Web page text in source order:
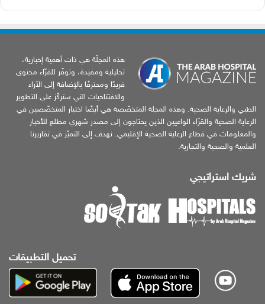
هذه المجلّة هي ذات أهمية إخبارية،
تحليلية ومفيدة، وتوفّر للقرّاء محتوى
فريدًا ومحترفًا بالإضافة إلى الآراء
والافتتاحيات التي ستركّز على التطوير
الطبي والرعاية الصحية. وهذه المجلة المتخصّصة هي أيضًا اختيار المتخصّصين في
الرعاية الصحية والقرّاء الواعيين الذين يحتاجون إلى مصدر شهري مطلع للأخبار
والمعلومات في قطاع الرعاية الصحية الإقليمي. نهدف إلى التميّز في تقاريرنا
العلمية والصحية والتجارية.
شريك استراتيجي
تحميل التطبيقات